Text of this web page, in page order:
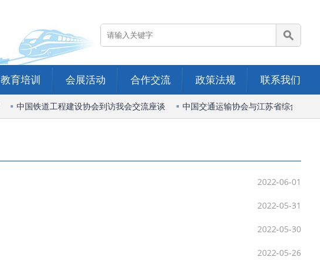
教育培训 会展活动 合作交流 政策法规 联系我们
中国铁道工程建设协会到访我会交流座谈 中国交通运输协会与江苏省综合交通运
2022-06-01
2022-05-31
2022-05-30
2022-05-26